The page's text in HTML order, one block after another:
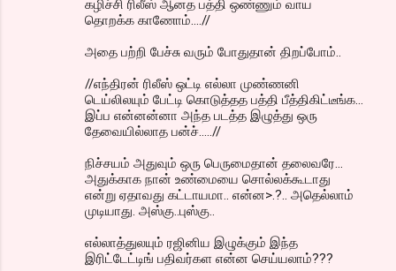
கழிச்சி ரிலீஸ் ஆனத பத்தி ஒண்ணும் வாய
தொறக்க காணோம்....//
அதை பற்றி பேச்சு வரும் போதுதான் திறப்போம்..
//எந்திரன் ரிலீஸ் ஒட்டி எல்லா முண்ணனி
டெய்லிலயும் பேட்டி கொடுத்தத பத்தி பீத்திகிட்டீங்க...
இப்ப என்னன்னா அந்த படத்த இழுத்து ஒரு
தேவையில்லாத பன்ச்.....//
நிச்சயம் அதுவும் ஒரு பெருமைதான் தலைவரே...
அதுக்காக நான் உண்மையை சொல்லக்கூடாது
என்று ஏதாவது கட்டாயமா.. என்ன>.?.. அதெல்லாம்
முடியாது. அஸ்கு..புஸ்கு..
எல்லாத்துலயும் ரஜினிய இழுக்கும் இந்த
இரிட்டேட்டிங் பதிவர்கள என்ன செய்யலாம்???